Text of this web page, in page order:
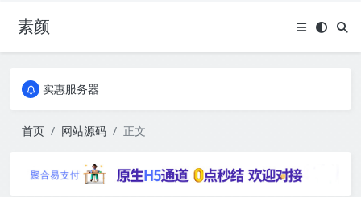
素颜全国免费包邮流量卡
实惠服务器
实惠服务器
首页 网站源码 正文